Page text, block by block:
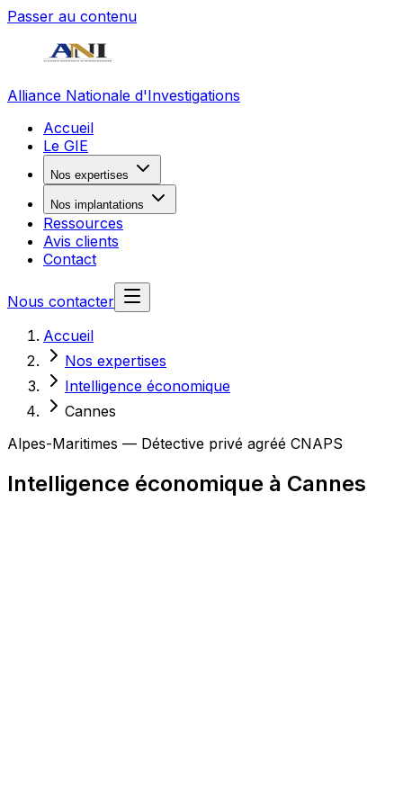
Passer au contenu
Alliance Nationale d'Investigations
Accueil
Le GIE
Nos expertises
Nos implantations
Ressources
Avis clients
Contact
Nous contacter
Accueil
Nos expertises
Intelligence économique
Cannes
Alpes-Maritimes — Détective privé agréé CNAPS
Intelligence économique à Cannes